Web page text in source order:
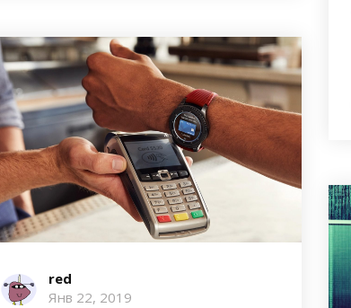
red
Янв 22, 2019